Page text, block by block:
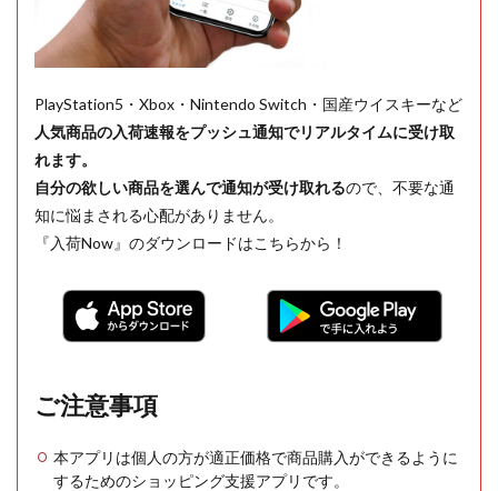
PlayStation5・Xbox・Nintendo Switch・国産ウイスキーなど
人気商品の入荷速報をプッシュ通知でリアルタイムに受け取
れます。
自分の欲しい商品を選んで通知が受け取れるので、不要な通
知に悩まされる心配がありません。
『入荷Now』のダウンロードはこちらから！
ご注意事項
本アプリは個人の方が適正価格で商品購入ができるように
するためのショッピング支援アプリです。